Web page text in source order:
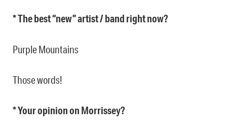
* The best “new” artist / band right now?
Purple Mountains
Those words!
* Your opinion on Morrissey?